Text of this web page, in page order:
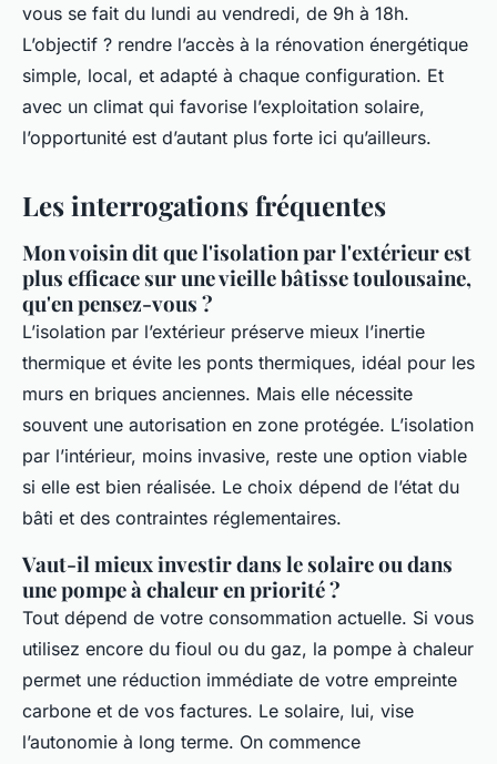
vous se fait du lundi au vendredi, de 9h à 18h.
L’objectif ? rendre l’accès à la rénovation énergétique
simple, local, et adapté à chaque configuration. Et
avec un climat qui favorise l’exploitation solaire,
l’opportunité est d’autant plus forte ici qu’ailleurs.
Les interrogations fréquentes
Mon voisin dit que l'isolation par l'extérieur est
plus efficace sur une vieille bâtisse toulousaine,
qu'en pensez-vous ?
L’isolation par l’extérieur préserve mieux l’inertie
thermique et évite les ponts thermiques, idéal pour les
murs en briques anciennes. Mais elle nécessite
souvent une autorisation en zone protégée. L’isolation
par l’intérieur, moins invasive, reste une option viable
si elle est bien réalisée. Le choix dépend de l’état du
bâti et des contraintes réglementaires.
Vaut-il mieux investir dans le solaire ou dans
une pompe à chaleur en priorité ?
Tout dépend de votre consommation actuelle. Si vous
utilisez encore du fioul ou du gaz, la pompe à chaleur
permet une réduction immédiate de votre empreinte
carbone et de vos factures. Le solaire, lui, vise
l’autonomie à long terme. On commence